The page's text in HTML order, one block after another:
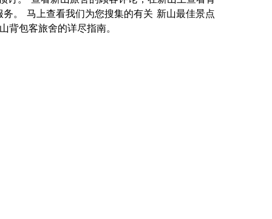
。 马上查看我们为您搜集的有关 新山最佳景点
包客旅舍的详尽指南。